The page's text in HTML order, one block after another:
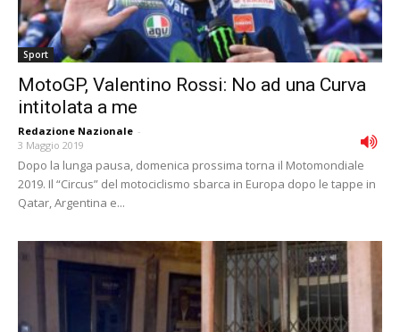
Sport
MotoGP, Valentino Rossi: No ad una Curva
intitolata a me
Redazione Nazionale -
3 Maggio 2019
Dopo la lunga pausa, domenica prossima torna il Motomondiale
2019. Il “Circus” del motociclismo sbarca in Europa dopo le tappe in
Qatar, Argentina e...